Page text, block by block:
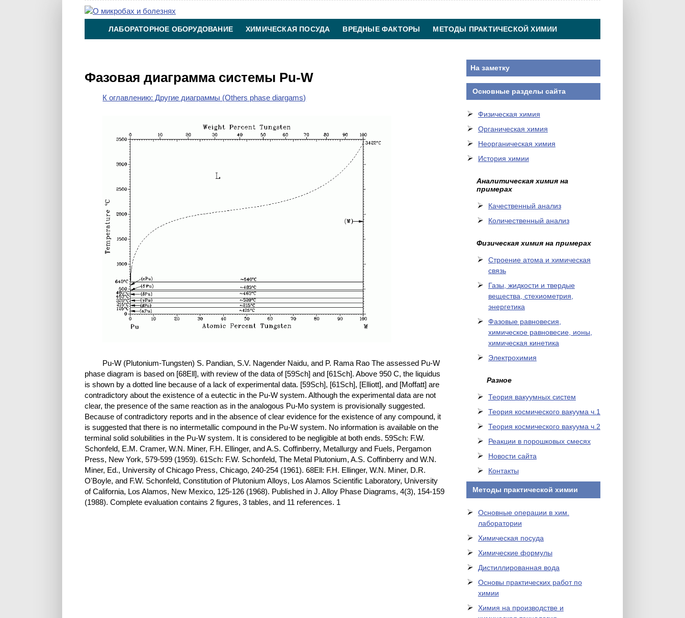
ЛАБОРАТОРНОЕ ОБОРУДОВАНИЕ ХИМИЧЕСКАЯ ПОСУДА ВРЕДНЫЕ ФАКТОРЫ МЕТОДЫ ПРАКТИЧЕСКОЙ ХИМИИ
Фазовая диаграмма системы Pu-W
К оглавлению: Другие диаграммы (Others phase diargams)
Pu-W (Plutonium-Tungsten) S. Pandian, S.V. Nagender Naidu, and P. Rama Rao The assessed Pu-W
phase diagram is based on [68Ell], with review of the data of [59Sch] and [61Sch]. Above 950 C, the liquidus
is shown by a dotted line because of a lack of experimental data. [59Sch], [61Sch], [Elliott], and [Moffatt] are
contradictory about the existence of a eutectic in the Pu-W system. Although the experimental data are not
clear, the presence of the same reaction as in the analogous Pu-Mo system is provisionally suggested.
Because of contradictory reports and in the absence of clear evidence for the existence of any compound, it
is suggested that there is no intermetallic compound in the Pu-W system. No information is available on the
terminal solid solubilities in the Pu-W system. It is considered to be negligible at both ends. 59Sch: F.W.
Schonfeld, E.M. Cramer, W.N. Miner, F.H. Ellinger, and A.S. Coffinberry, Metallurgy and Fuels, Pergamon
Press, New York, 579-599 (1959). 61Sch: F.W. Schonfeld, The Metal Plutonium, A.S. Coffinberry and W.N.
Miner, Ed., University of Chicago Press, Chicago, 240-254 (1961). 68Ell: F.H. Ellinger, W.N. Miner, D.R.
O'Boyle, and F.W. Schonfeld, Constitution of Plutonium Alloys, Los Alamos Scientific Laboratory, University
of California, Los Alamos, New Mexico, 125-126 (1968). Published in J. Alloy Phase Diagrams, 4(3), 154-159
(1988). Complete evaluation contains 2 figures, 3 tables, and 11 references. 1
На заметку
Основные разделы сайта
Физическая химия
Органическая химия
Неорганическая химия
История химии
Аналитическая химия на
примерах
Качественный анализ
Количественный анализ
Физическая химия на примерах
Cтроение атома и химическая
связь
Газы, жидкости и твердые
вещества, стехиометрия,
энергетика
Фазовые равновесия,
химическое равновесие, ионы,
химическая кинетика
Электрохимия
Разное
Теория вакуумных систем
Теория космического вакуума ч.1
Теория космического вакуума ч.2
Реакции в порошковых смесях
Новости сайта
Контакты
Методы практической химии
Основные операции в хим.
лаборатории
Химическая посуда
Химические формулы
Дистиллированная вода
Основы практических работ по
химии
Химия на производстве и